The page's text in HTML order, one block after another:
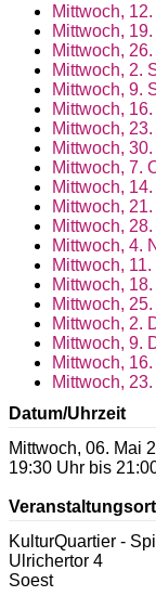
Mittwoch,
Mittwoch,
Mittwoch,
Mittwoch, 2.
Mittwoch, 9.
Mittwoch,
Mittwoch,
Mittwoch,
Mittwoch, 7.
Mittwoch,
Mittwoch,
Mittwoch,
Mittwoch, 4.
Mittwoch,
Mittwoch,
Mittwoch,
Mittwoch, 2.
Mittwoch, 9.
Mittwoch,
Mittwoch,
Datum/Uhrzeit
Mittwoch, 06. Mai
19:30 Uhr bis
Veranstaltungsort
KulturQuartier -
Ulrichertor 4
Soest